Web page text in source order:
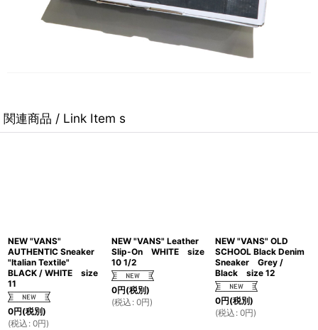
関連商品 / Link Item s
NEW "VANS"
AUTHENTIC Sneaker
"Italian Textile"
BLACK / WHITE size
11
0円(税別)
(税込 : 0円)
NEW "VANS" Leather
Slip-On WHITE size
10 1/2
0円(税別)
(税込 : 0円)
NEW "VANS" OLD
SCHOOL Black Denim
Sneaker Grey /
Black size 12
0円(税別)
(税込 : 0円)